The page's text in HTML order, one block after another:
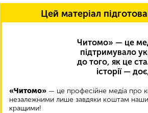
Цей матеріал
Читомо» — це
підтримувало
до того, як це
історії —
«Читомо» — це професійне медіа про
незалежними лише завдяки коштам
кращими!